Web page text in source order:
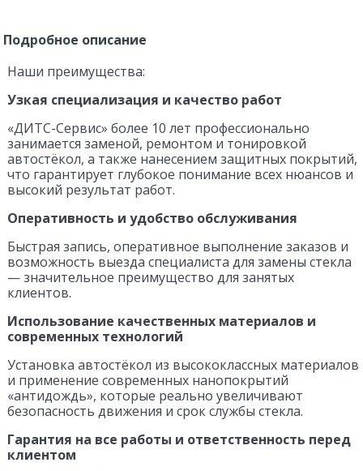
Подробное описание
Наши преимущества:
Узкая специализация и качество работ
«ДИТС-Сервис» более 10 лет профессионально
занимается заменой, ремонтом и тонировкой
автостёкол, а также нанесением защитных покрытий,
что гарантирует глубокое понимание всех нюансов и
высокий результат работ.
Оперативность и удобство обслуживания
Быстрая запись, оперативное выполнение заказов и
возможность выезда специалиста для замены стекла
— значительное преимущество для занятых
клиентов.
Использование качественных материалов и
современных технологий
Установка автостёкол из высококлассных материалов
и применение современных нанопокрытий
«антидождь», которые реально увеличивают
безопасность движения и срок службы стекла.
Гарантия на все работы и ответственность перед
клиентом